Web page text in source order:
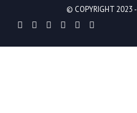
© COPYRIGHT 2023 -